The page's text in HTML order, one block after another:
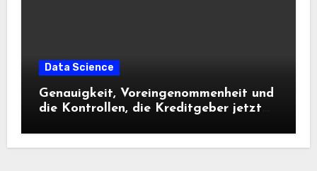
Data Science
Genauigkeit, Voreingenommenheit und
die Kontrollen, die Kreditgeber jetzt